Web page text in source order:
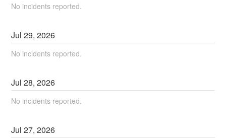
No incidents reported.
Jul29,2026
No incidents reported.
Jul28,2026
No incidents reported.
Jul27,2026